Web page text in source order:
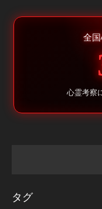
全
心霊考察
タグ